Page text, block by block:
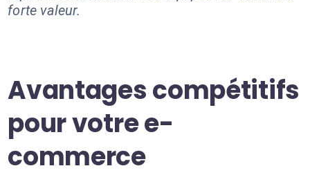
forte valeur.
Avantages compétitifs
pour votre e-
commerce